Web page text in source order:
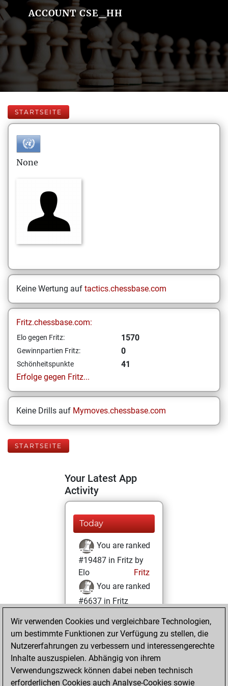
ACCOUNT CSE_HH
STARTSEITE
None
Keine Wertung auf tactics.chessbase.com
Fritz.chessbase.com:
Elo gegen Fritz: 1570
Gewinnpartien Fritz: 0
Schönheitspunkte
41
Erfolge gegen Fritz...
Keine Drills auf Mymoves.chessbase.com
STARTSEITE
Your Latest App
Activity
Today
You are ranked
#19487 in Fritz by
Elo
Fritz
You are ranked
#6637 in Fritz
Mittwoch, April
16, 2025
You achieved a
BeautyScore of 41
Wir verwenden Cookies und vergleichbare Technologien,
um bestimmte Funktionen zur Verfügung zu stellen, die
Nutzererfahrungen zu verbessern und interessengerechte
Inhalte auszuspielen. Abhängig von ihrem
Verwendungszweck können dabei neben technisch
erforderlichen Cookies auch Analyse-Cookies sowie